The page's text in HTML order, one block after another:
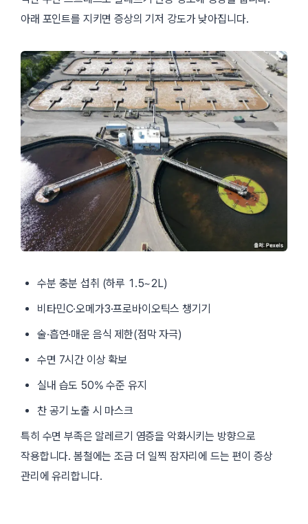
아래 포인트를 지키면 증상의 기저 강도가 낮아집니다.
수분 충분 섭취 (하루 1.5~2L)
비타민C·오메가3·프로바이오틱스 챙기기
술·흡연·매운 음식 제한(점막 자극)
수면 7시간 이상 확보
실내 습도 50% 수준 유지
찬 공기 노출 시 마스크
특히 수면 부족은 알레르기 염증을 악화시키는 방향으로
작용합니다. 봄철에는 조금 더 일찍 잠자리에 드는 편이 증상
관리에 유리합니다.